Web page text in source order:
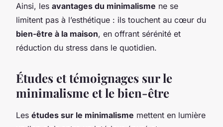
Ainsi, les avantages du minimalisme ne se
limitent pas à l’esthétique : ils touchent au cœur du
bien-être à la maison, en offrant sérénité et
réduction du stress dans le quotidien.
Études et témoignages sur le
minimalisme et le bien-être
Les études sur le minimalisme mettent en lumière